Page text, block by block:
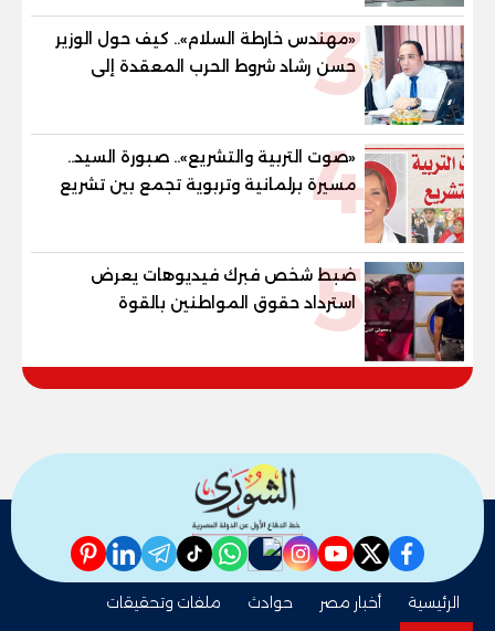
والنور للمكفوفين
3
«مهندس خارطة السلام».. كيف حول الوزير
حسن رشاد شروط الحرب المعقدة إلى
"خارطة طريق" للانسحاب والإعمار؟
4
«صوت التربية والتشريع».. صبورة السيد..
مسيرة برلمانية وتربوية تجمع بين تشريع
القوانين وصناعة الأجيال لبناء الإنسان
5
ضبط شخص فبرك فيديوهات يعرض
استرداد حقوق المواطنين بالقوة
facebook
twitter
youtube
instagram
nabd
whatsapp
tiktok
telegram
linkedin
pinterest
الرئيسية أخبار مصر حوادث ملفات وتحقيقات